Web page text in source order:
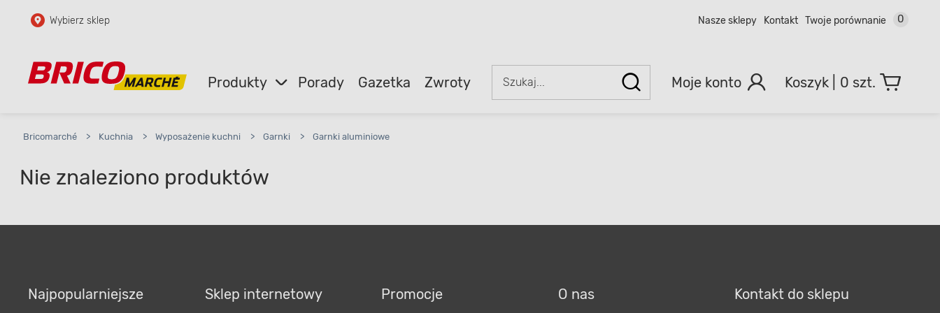
Przejdź do głównej zawartości
Przejdź do wyszukiwarki
Wybierz sklep Nasze sklepy Kontakt Twoje porównanie 0
Produkty Porady Gazetka Zwroty Moje konto 0 szt.
Bricomarché > Kuchnia > Wyposażenie kuchni > Garnki > Garnki aluminiowe
Nie znaleziono produktów
Najpopularniejsze Sklep internetowy Promocje O nas Kontakt do sklepu